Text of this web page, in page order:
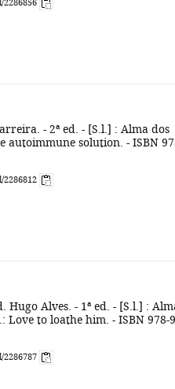
- 2ª ed. - [S.l.] : Alma dos
autoimmune solution. - ISBN
Hugo Alves. - 1ª ed. - [S.l.] :
Love to loathe him. - ISBN 978-